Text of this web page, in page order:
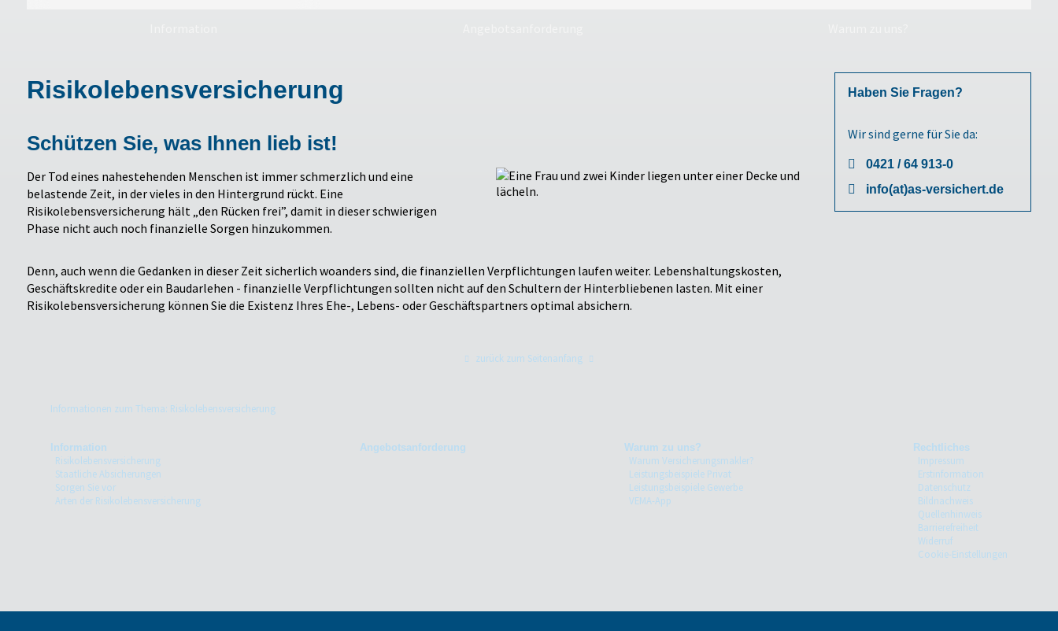
Risikolebensversicherung
Schützen Sie, was Ihnen lieb ist!
Der Tod eines nahestehenden Menschen ist immer schmerzlich und eine
belastende Zeit, in der vieles in den Hintergrund rückt. Eine
Risikolebensversicherung hält „den Rücken frei”, damit in dieser schwierigen
Phase nicht auch noch finanzielle Sorgen hinzukommen.
Denn, auch wenn die Gedanken in dieser Zeit sicherlich woanders sind, die finanziellen Verpflichtungen laufen weiter. Lebenshaltungskosten,
Geschäftskredite oder ein Baudarlehen - finanzielle Verpflichtungen sollten nicht auf den Schultern der Hinterbliebenen lasten. Mit einer
Risikolebensversicherung können Sie die Existenz Ihres Ehe-, Lebens- oder Geschäftspartners optimal absichern.
Haben Sie Fragen?
Wir sind gerne für Sie da:
0421 / 64 913-0
info(at)as-versichert.de
zurück zum Seitenanfang
Informationen zum Thema: Risikolebensversicherung
Information
Risikolebensversicherung
Staatliche Absicherungen
Sorgen Sie vor
Arten der Risikolebensversicherung
Angebotsanforderung Warum zu uns?
Warum Versicherungsmakler?
Leistungsbeispiele Privat
Leistungsbeispiele Gewerbe
VEMA-App
Rechtliches
Impressum
Erstinformation
Datenschutz
Bildnachweis
Quellenhinweis
Barrierefreiheit
Widerruf
Cookie-Einstellungen